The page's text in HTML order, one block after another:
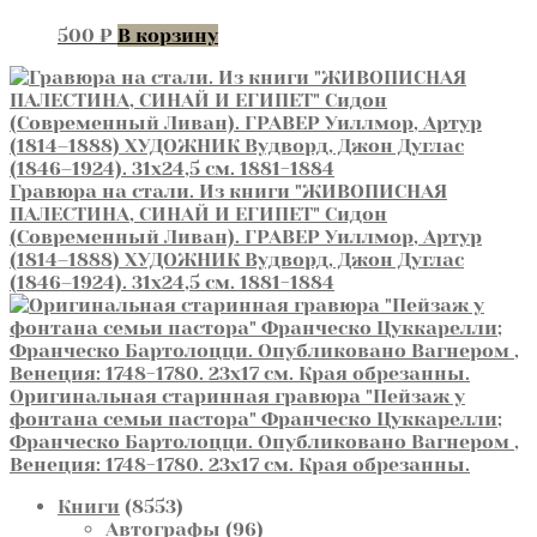
500 ₽ В корзину
Гравюра на стали. Из книги "ЖИВОПИСНАЯ
ПАЛЕСТИНА, СИНАЙ И ЕГИПЕТ" Сидон
(Современный Ливан). ГРАВЕР Уиллмор, Артур
(1814–1888) ХУДОЖНИК Вудворд, Джон Дуглас
(1846–1924). 31х24,5 см. 1881-1884
Оригинальная старинная гравюра "Пейзаж у
фонтана семьи пастора" Франческо Цуккарелли;
Франческо Бартолоцци. Опубликовано Вагнером ,
Венеция: 1748-1780. 23х17 см. Края обрезанны.
Книги 85538553
товара
Автографы 9696